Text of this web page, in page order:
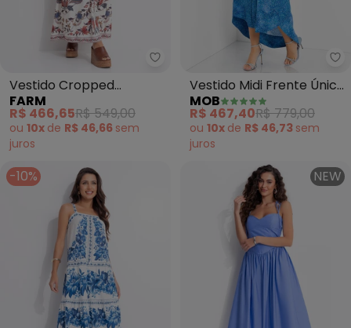
Farm - Vestido Cropped
Vestido Cropped
Bohoflor (Bege)
FARM
R$ 466,65R$ 549,00
ou 10x de R$ 46,66 sem
juros
Vestido Midi Frente Única
(Estampado)
MOB
R$ 467,40R$ 779,00
ou 10x de R$ 46,73 sem
juros
-10% NEW